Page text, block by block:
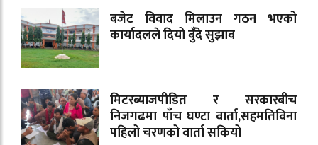
बजेट विवाद मिलाउन गठन भएको
कार्यादलले दियो बुँदे सुझाव
मिटरब्याजपीडित र सरकारबीच
निजगढमा पाँच घण्टा वार्ता,सहमतिविना
पहिलो चरणको वार्ता सकियो